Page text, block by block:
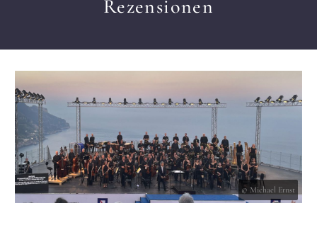
Rezensionen
© Michael Ernst